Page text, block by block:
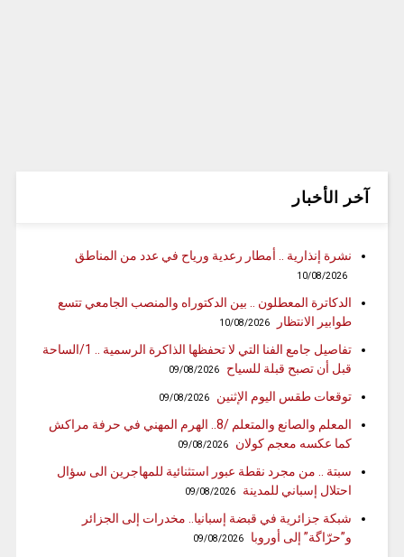
آخر الأخبار
نشرة إنذارية .. أمطار رعدية ورياح في عدد من المناطق
10/08/2026
الدكاترة المعطلون .. بين الدكتوراه والمنصب الجامعي تتسع
طوابير الانتظار
10/08/2026
تفاصيل جامع الفنا التي لا تحفظها الذاكرة الرسمية .. 1/الساحة
قبل أن تصبح قبلة للسياح
09/08/2026
توقعات طقس اليوم الإثنين 09/08/2026
المعلم والصانع والمتعلم /8.. الهرم المهني في حرفة مراكش
كما عكسه معجم كولان
09/08/2026
سبتة .. من مجرد نقطة عبور استثنائية للمهاجرين الى سؤال
احتلال إسباني للمدينة
09/08/2026
شبكة جزائرية في قبضة إسبانيا.. مخدرات إلى الجزائر
و”حرّاگة” إلى أوروبا
09/08/2026